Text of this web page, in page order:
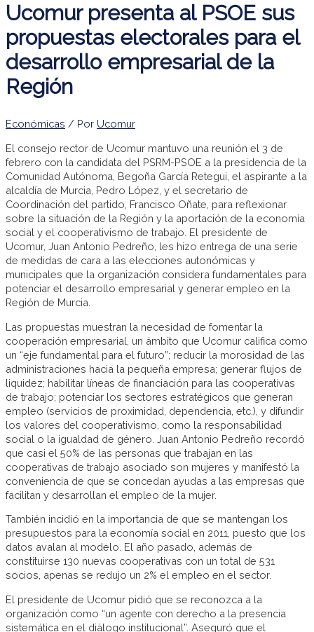
Ucomur presenta al PSOE sus
propuestas electorales para el
desarrollo empresarial de la
Región
Económicas / Por Ucomur
El consejo rector de Ucomur mantuvo una reunión el 3 de
febrero con la candidata del PSRM-PSOE a la presidencia de la
Comunidad Autónoma, Begoña García Retegui, el aspirante a la
alcaldía de Murcia, Pedro López, y el secretario de
Coordinación del partido, Francisco Oñate, para reflexionar
sobre la situación de la Región y la aportación de la economía
social y el cooperativismo de trabajo. El presidente de
Ucomur, Juan Antonio Pedreño, les hizo entrega de una serie
de medidas de cara a las elecciones autonómicas y
municipales que la organización considera fundamentales para
potenciar el desarrollo empresarial y generar empleo en la
Región de Murcia.
Las propuestas muestran la necesidad de fomentar la
cooperación empresarial, un ámbito que Ucomur califica como
un “eje fundamental para el futuro”; reducir la morosidad de las
administraciones hacia la pequeña empresa; generar flujos de
liquidez; habilitar líneas de financiación para las cooperativas
de trabajo; potenciar los sectores estratégicos que generan
empleo (servicios de proximidad, dependencia, etc.), y difundir
los valores del cooperativismo, como la responsabilidad
social o la igualdad de género. Juan Antonio Pedreño recordó
que casi el 50% de las personas que trabajan en las
cooperativas de trabajo asociado son mujeres y manifestó la
conveniencia de que se concedan ayudas a las empresas que
facilitan y desarrollan el empleo de la mujer.
También incidió en la importancia de que se mantengan los
presupuestos para la economía social en 2011, puesto que los
datos avalan al modelo. El año pasado, además de
constituirse 130 nuevas cooperativas con un total de 531
socios, apenas se redujo un 2% el empleo en el sector.
El presidente de Ucomur pidió que se reconozca a la
organización como “un agente con derecho a la presencia
sistemática en el diálogo institucional”. Aseguró que el